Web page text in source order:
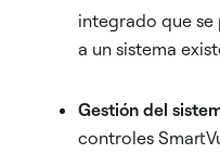
integrado que se
a un sistema
Gestión del
controles